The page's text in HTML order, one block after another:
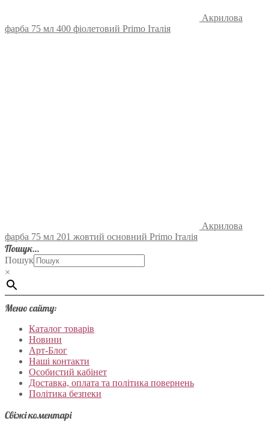
Акрилова
фарба 75 мл 400 фіолетовий Primo Італія
Акрилова
фарба 75 мл 201 жовтий основний Primo Італія
Пошук…
Пошук
×
Меню сайту:
Каталог товарів
Новини
Арт-Блог
Наші контакти
Особистий кабінет
Доставка, оплата та політика повернень
Політика безпеки
Свіжі коментарі